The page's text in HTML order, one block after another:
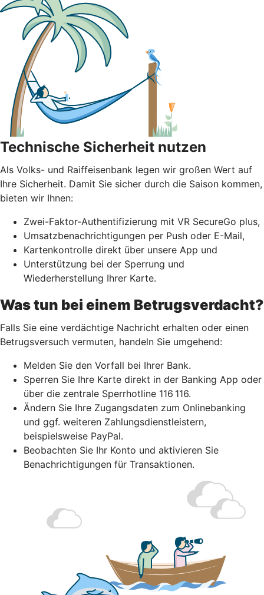
Technische Sicherheit nutzen
Als Volks- und Raiffeisenbank legen wir großen Wert auf
Ihre Sicherheit. Damit Sie sicher durch die Saison kommen,
bieten wir Ihnen:
Zwei-Faktor-Authentifizierung mit VR SecureGo plus,
Umsatzbenachrichtigungen per Push oder E-Mail,
Kartenkontrolle direkt über unsere App und
Unterstützung bei der Sperrung und
Wiederherstellung Ihrer Karte.
Was tun bei einem Betrugsverdacht?
Falls Sie eine verdächtige Nachricht erhalten oder einen
Betrugsversuch vermuten, handeln Sie umgehend:
Melden Sie den Vorfall bei Ihrer Bank.
Sperren Sie Ihre Karte direkt in der Banking App oder
über die zentrale Sperrhotline 116 116.
Ändern Sie Ihre Zugangsdaten zum Onlinebanking
und ggf. weiteren Zahlungsdienstleistern,
beispielsweise PayPal.
Beobachten Sie Ihr Konto und aktivieren Sie
Benachrichtigungen für Transaktionen.